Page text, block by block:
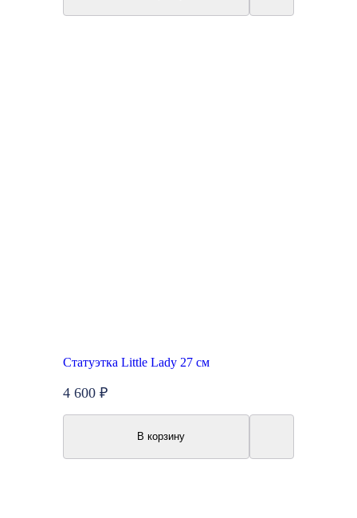
Статуэтка Little Lady 27 см
4 600 ₽
В корзину